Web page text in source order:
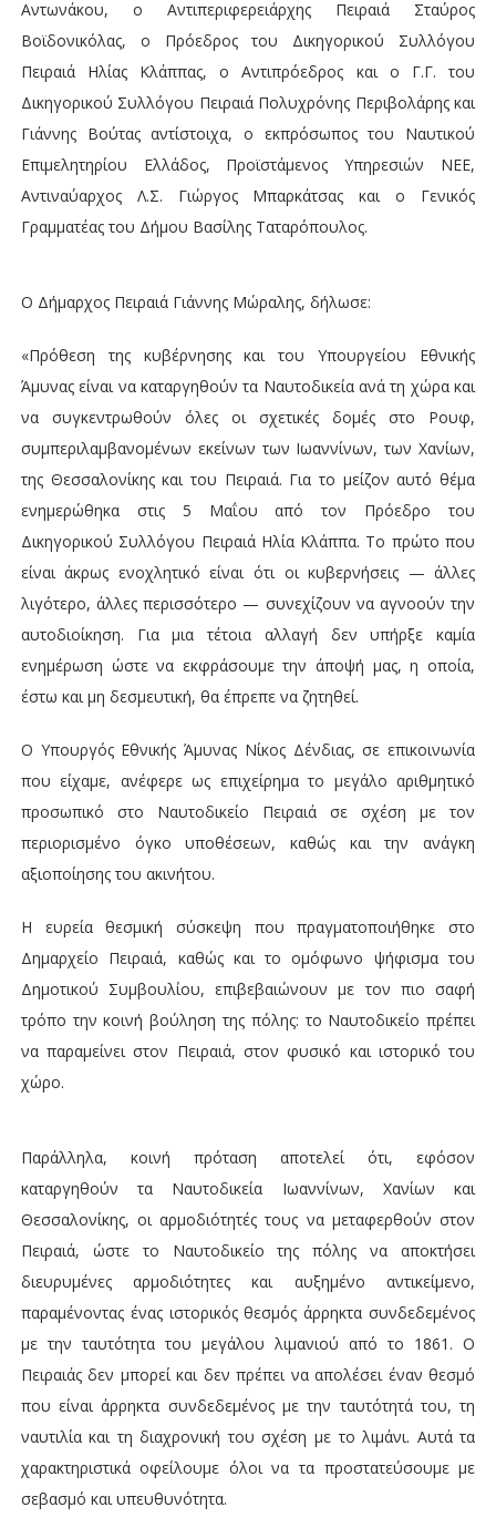
Αντωνάκου, ο Αντιπεριφερειάρχης Πειραιά Σταύρος
Βοϊδονικόλας, ο Πρόεδρος του Δικηγορικού Συλλόγου
Πειραιά Ηλίας Κλάππας, ο Αντιπρόεδρος και ο Γ.Γ. του
Δικηγορικού Συλλόγου Πειραιά Πολυχρόνης Περιβολάρης και
Γιάννης Βούτας αντίστοιχα, ο εκπρόσωπος του Ναυτικού
Επιμελητηρίου Ελλάδος, Προϊστάμενος Υπηρεσιών ΝΕΕ,
Αντιναύαρχος Λ.Σ. Γιώργος Μπαρκάτσας και ο Γενικός
Γραμματέας του Δήμου Βασίλης Ταταρόπουλος.
Ο Δήμαρχος Πειραιά Γιάννης Μώραλης, δήλωσε:
«Πρόθεση της κυβέρνησης και του Υπουργείου Εθνικής
Άμυνας είναι να καταργηθούν τα Ναυτοδικεία ανά τη χώρα και
να συγκεντρωθούν όλες οι σχετικές δομές στο Ρουφ,
συμπεριλαμβανομένων εκείνων των Ιωαννίνων, των Χανίων,
της Θεσσαλονίκης και του Πειραιά. Για το μείζον αυτό θέμα
ενημερώθηκα στις 5 Μαΐου από τον Πρόεδρο του
Δικηγορικού Συλλόγου Πειραιά Ηλία Κλάππα. Το πρώτο που
είναι άκρως ενοχλητικό είναι ότι οι κυβερνήσεις — άλλες
λιγότερο, άλλες περισσότερο — συνεχίζουν να αγνοούν την
αυτοδιοίκηση. Για μια τέτοια αλλαγή δεν υπήρξε καμία
ενημέρωση ώστε να εκφράσουμε την άποψή μας, η οποία,
έστω και μη δεσμευτική, θα έπρεπε να ζητηθεί.
Ο Υπουργός Εθνικής Άμυνας Νίκος Δένδιας, σε επικοινωνία
που είχαμε, ανέφερε ως επιχείρημα το μεγάλο αριθμητικό
προσωπικό στο Ναυτοδικείο Πειραιά σε σχέση με τον
περιορισμένο όγκο υποθέσεων, καθώς και την ανάγκη
αξιοποίησης του ακινήτου.
Η ευρεία θεσμική σύσκεψη που πραγματοποιήθηκε στο
Δημαρχείο Πειραιά, καθώς και το ομόφωνο ψήφισμα του
Δημοτικού Συμβουλίου, επιβεβαιώνουν με τον πιο σαφή
τρόπο την κοινή βούληση της πόλης: το Ναυτοδικείο πρέπει
να παραμείνει στον Πειραιά, στον φυσικό και ιστορικό του
χώρο.
Παράλληλα, κοινή πρόταση αποτελεί ότι, εφόσον
καταργηθούν τα Ναυτοδικεία Ιωαννίνων, Χανίων και
Θεσσαλονίκης, οι αρμοδιότητές τους να μεταφερθούν στον
Πειραιά, ώστε το Ναυτοδικείο της πόλης να αποκτήσει
διευρυμένες αρμοδιότητες και αυξημένο αντικείμενο,
παραμένοντας ένας ιστορικός θεσμός άρρηκτα συνδεδεμένος
με την ταυτότητα του μεγάλου λιμανιού από το 1861. Ο
Πειραιάς δεν μπορεί και δεν πρέπει να απολέσει έναν θεσμό
που είναι άρρηκτα συνδεδεμένος με την ταυτότητά του, τη
ναυτιλία και τη διαχρονική του σχέση με το λιμάνι. Αυτά τα
χαρακτηριστικά οφείλουμε όλοι να τα προστατεύσουμε με
σεβασμό και υπευθυνότητα.